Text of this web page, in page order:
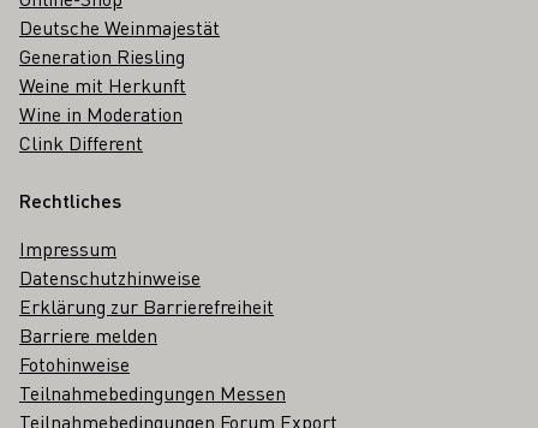
Deutsche Weinmajestät
Generation Riesling
Weine mit Herkunft
Wine in Moderation
Clink Different
Rechtliches
Impressum
Datenschutzhinweise
Erklärung zur Barrierefreiheit
Barriere melden
Fotohinweise
Teilnahmebedingungen Messen
Teilnahmebedingungen Forum Export